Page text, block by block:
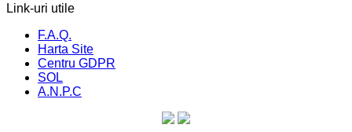
Link-uri utile
F.A.Q.
Harta Site
Centru GDPR
SOL
A.N.P.C